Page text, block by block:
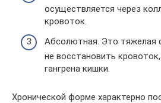
осуществляется через
кровоток.
Абсолютная. Это тяжелая
не восстановить
гангрена кишки.
Хронической форме характерно